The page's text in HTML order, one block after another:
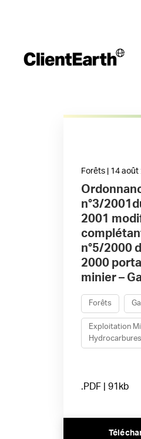
Forêts | 14 août
n°3/
2001
n°5/2000
2000
minier –
Forêts
Exploitation
Hydrocarbures
.PDF | 91kb